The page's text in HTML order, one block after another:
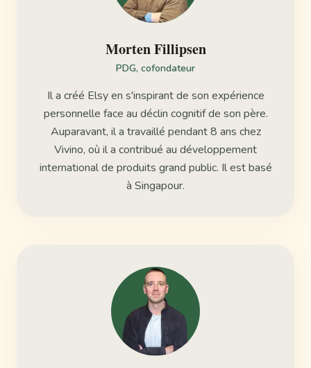
Morten Fillipsen
PDG, cofondateur
Il a créé Elsy en s'inspirant de son expérience
personnelle face au déclin cognitif de son père.
Auparavant, il a travaillé pendant 8 ans chez
Vivino, où il a contribué au développement
international de produits grand public. Il est basé
à Singapour.